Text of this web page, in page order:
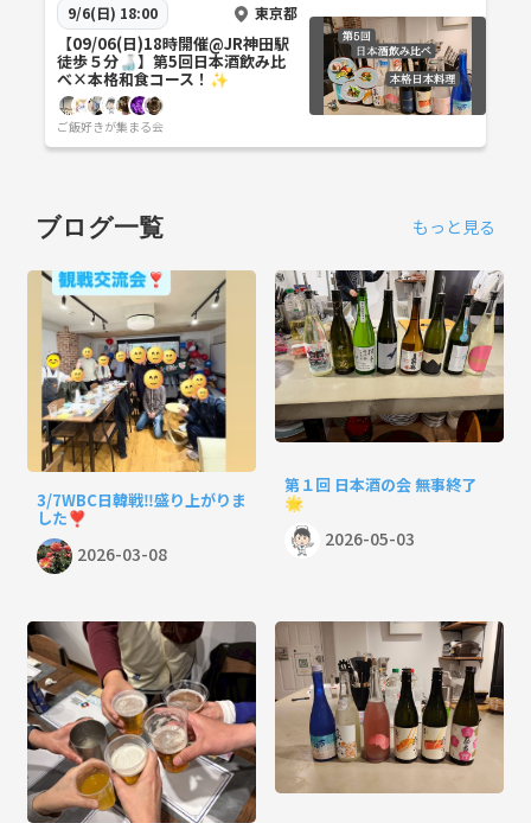
9/6(日) 18:00 東京都
【09/06(日)18時開催@JR神田駅
徒歩５分🍶】第5回日本酒飲み比
べ×本格和食コース！✨
ご飯好きが集まる会
ブログ一覧 もっと見る
3/7WBC日韓戦‼️盛り上がりま
した❣️
2026-03-08
第１回 日本酒の会 無事終了
🌟
2026-05-03